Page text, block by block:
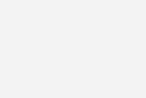
(Knieps u. Pfaff 2014;
Schuldienst machten
(„Erkrankung über 30
(29,6 %) aller Fehltage